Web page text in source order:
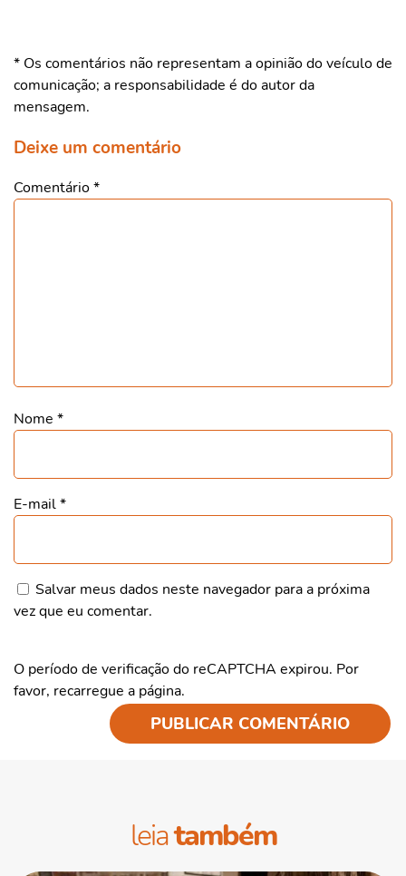
* Os comentários não representam a opinião do veículo de
comunicação; a responsabilidade é do autor da
mensagem.
Deixe um comentário
Comentário*
Nome *
E-mail*
Salvar meus dados neste navegador para a próxima
vez que eu comentar.
O período de verificação do reCAPTCHA expirou. Por
favor, recarregue a página.
leiatambém